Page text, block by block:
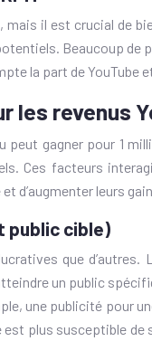
il est crucial de
Beaucoup de
la part de YouTube
revenus
peut gagner pour 1
Ces facteurs
d’augmenter leurs
public cible)
que
un public
une publicité pour
plus susceptible de